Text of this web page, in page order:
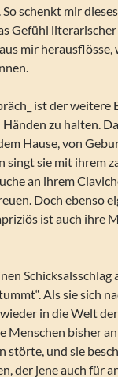
So schenkt mir
Gefühl
mir
ist der
zu halten.
Hause, von
singt sie mit ihrem
an ihrem
Doch ebenso
ist auch ihre
Als sie sich
in die Welt
Menschen bisher
störte, und sie
der jene auch für